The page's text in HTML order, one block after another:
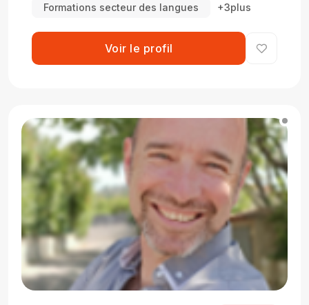
Formations secteur des langues +3plus
Voir le profil